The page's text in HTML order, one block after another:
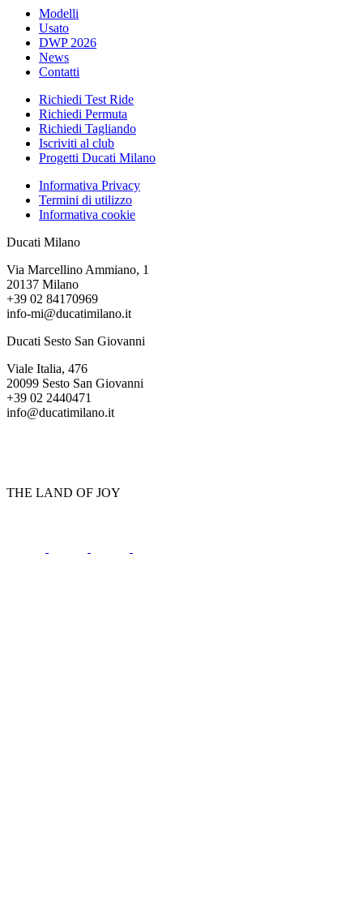
Modelli
Usato
DWP 2026
News
Contatti
Richiedi Test Ride
Richiedi Permuta
Richiedi Tagliando
Iscriviti al club
Progetti Ducati Milano
Informativa Privacy
Termini di utilizzo
Informativa cookie
Ducati Milano
Via Marcellino Ammiano, 1
20137 Milano
+39 02 84170969
info-mi@ducatimilano.it
Ducati Sesto San Giovanni
Viale Italia, 476
20099 Sesto San Giovanni
+39 02 2440471
info@ducatimilano.it
THE LAND OF JOY